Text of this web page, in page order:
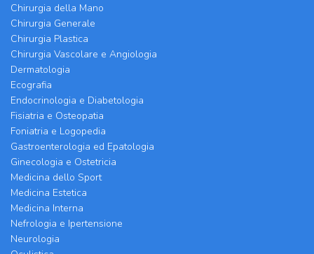
Chirurgia della Mano
Chirurgia Generale
Chirurgia Plastica
Chirurgia Vascolare e Angiologia
Dermatologia
Ecografia
Endocrinologia e Diabetologia
Fisiatria e Osteopatia
Foniatria e Logopedia
Gastroenterologia ed Epatologia
Ginecologia e Ostetricia
Medicina dello Sport
Medicina Estetica
Medicina Interna
Nefrologia e Ipertensione
Neurologia